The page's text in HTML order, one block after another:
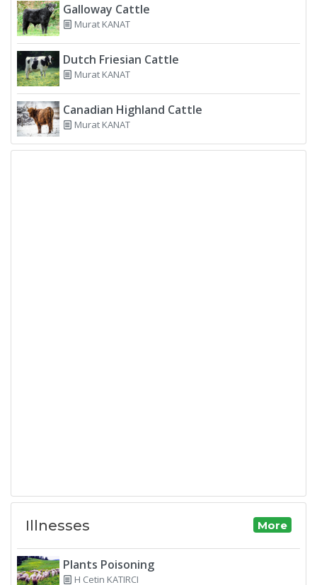
Galloway Cattle
Murat KANAT
Dutch Friesian Cattle
Murat KANAT
Canadian Highland Cattle
Murat KANAT
Illnesses More
Plants Poisoning
H Cetin KATIRCI